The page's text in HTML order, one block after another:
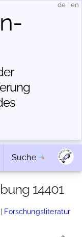
de en
Suche
14401
Forschungsliteratur